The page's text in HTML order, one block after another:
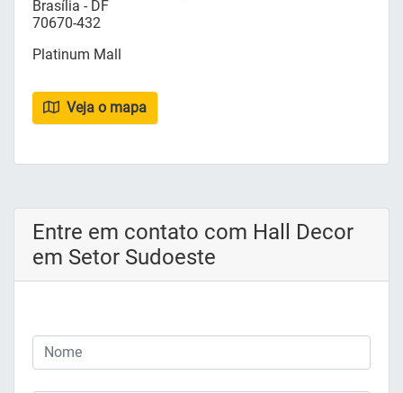
Brasília - DF
70670-432
Platinum Mall
Veja o mapa
Entre em contato com Hall Decor
em Setor Sudoeste